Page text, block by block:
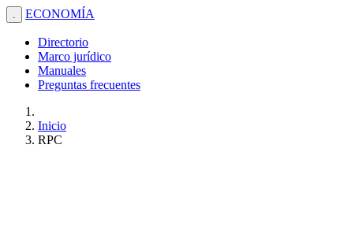
. ECONOMÍA
Directorio
Marco jurídico
Manuales
Preguntas frecuentes
Inicio
RPC